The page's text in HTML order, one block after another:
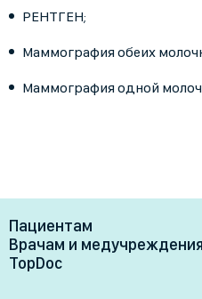
РЕНТГЕН;
Маммография обеих
Маммография одной
Пациентам
Врачи
Клиники
Врачам и
Преимущества
TopDoc